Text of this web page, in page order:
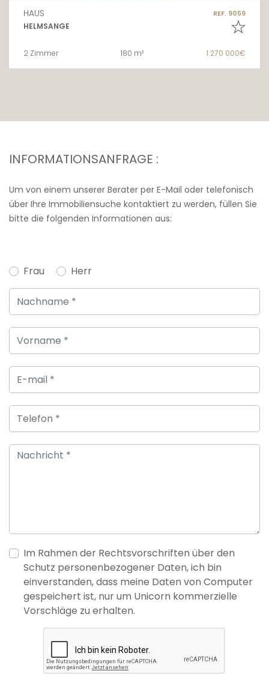
HAUS REF. 9059
HELMSANGE
2 Zimmer 180 m² 1 270 000€
INFORMATIONSANFRAGE :
Um von einem unserer Berater per E-Mail oder telefonisch
über Ihre Immobiliensuche kontaktiert zu werden, füllen Sie
bitte die folgenden Informationen aus:
Frau Herr
Im Rahmen der Rechtsvorschriften über den
Schutz personenbezogener Daten, ich bin
einverstanden, dass meine Daten von Computer
gespeichert ist, nur um Unicorn kommerzielle
Vorschläge zu erhalten.